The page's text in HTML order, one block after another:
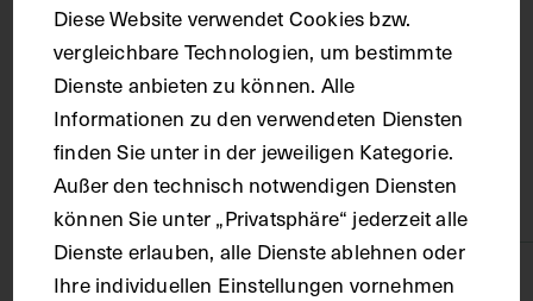
Wien
Material
Technik
Diese Website verwendet Cookies bzw.
vergleichbare Technologien, um bestimmte
Dienste anbieten zu können. Alle
Informationen zu den verwendeten Diensten
finden Sie unter in der jeweiligen Kategorie.
Außer den technisch notwendigen Diensten
können Sie unter „Privatsphäre“ jederzeit alle
Dienste erlauben, alle Dienste ablehnen oder
Ihre individuellen Einstellungen vornehmen